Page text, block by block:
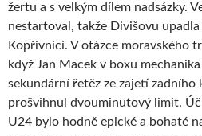
žertu a s velkým dílem nadsázky.
nestartoval, takže Divišovu
Kopřivnicí. V otázce moravského
když Jan Macek v boxu
sekundární řetěz ze zajetí zadního
prošvihnul dvouminutový limit.
U24 bylo hodně epické a bohaté